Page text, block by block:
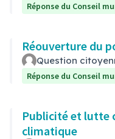
Réponse du Conseil
Réouverture du
Question
Réponse du Conseil
Publicité et lutte
climatique